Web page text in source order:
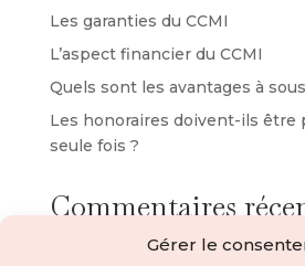
Gérer le
Les garanties du CCMI
L’aspect financier du CCMI
Quels sont les avantages à
Les honoraires doivent-ils être
seule fois ?
Commentaires
Aucun commentaire à afficher.